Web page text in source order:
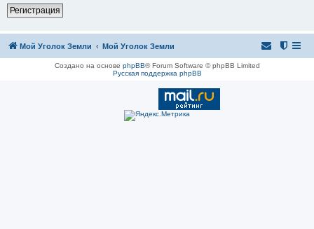
Регистрация
Мой Уголок Земли Мой Уголок Земли
Создано на основе phpBB® Forum Software © phpBB Limited
Русская поддержка phpBB